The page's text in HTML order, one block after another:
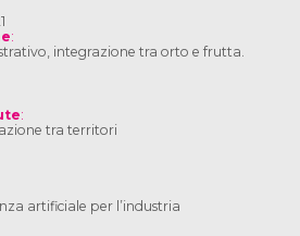
:
integrazione tra orto e frutta.
:
tra territori
artificiale per l’industria